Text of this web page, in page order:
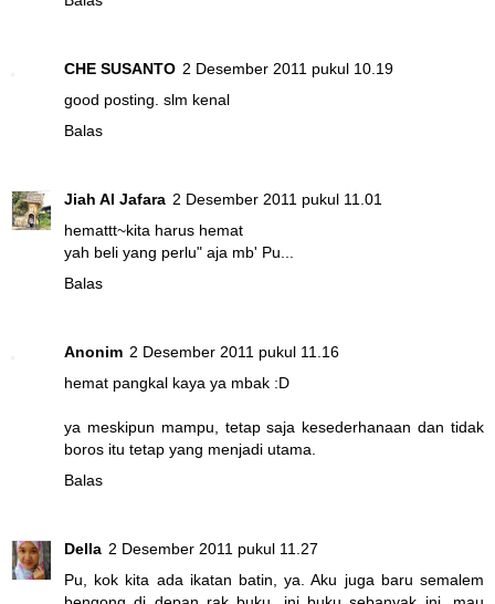
CHE SUSANTO 2 Desember 2011 pukul 10.19
good posting. slm kenal
Balas
Jiah Al Jafara 2 Desember 2011 pukul 11.01
hemattt~kita harus hemat
yah beli yang perlu" aja mb' Pu...
Balas
Anonim 2 Desember 2011 pukul 11.16
hemat pangkal kaya ya mbak :D
ya meskipun mampu, tetap saja kesederhanaan dan tidak
boros itu tetap yang menjadi utama.
Balas
Della 2 Desember 2011 pukul 11.27
Pu, kok kita ada ikatan batin, ya. Aku juga baru semalem